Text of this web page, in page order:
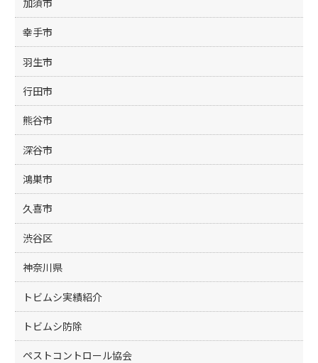
幸手市
羽生市
行田市
熊谷市
深谷市
鴻巣市
久喜市
渋谷区
神奈川県
トビムシ実績紹介
トビムシ防除
ペストコントロール協会